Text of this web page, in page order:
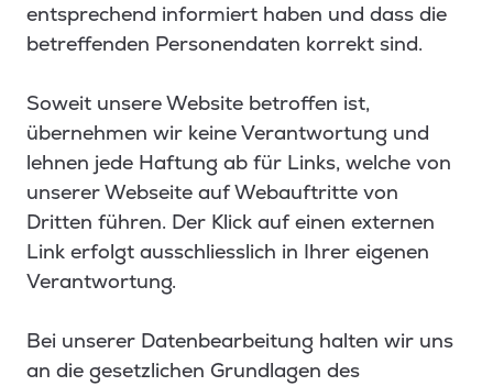
entsprechend informiert haben und dass die
betreffenden Personendaten korrekt sind.
Soweit unsere Website betroffen ist,
übernehmen wir keine Verantwortung und
lehnen jede Haftung ab für Links, welche von
unserer Webseite auf Webauftritte von
Dritten führen. Der Klick auf einen externen
Link erfolgt ausschliesslich in Ihrer eigenen
Verantwortung.
Bei unserer Datenbearbeitung halten wir uns
an die gesetzlichen Grundlagen des